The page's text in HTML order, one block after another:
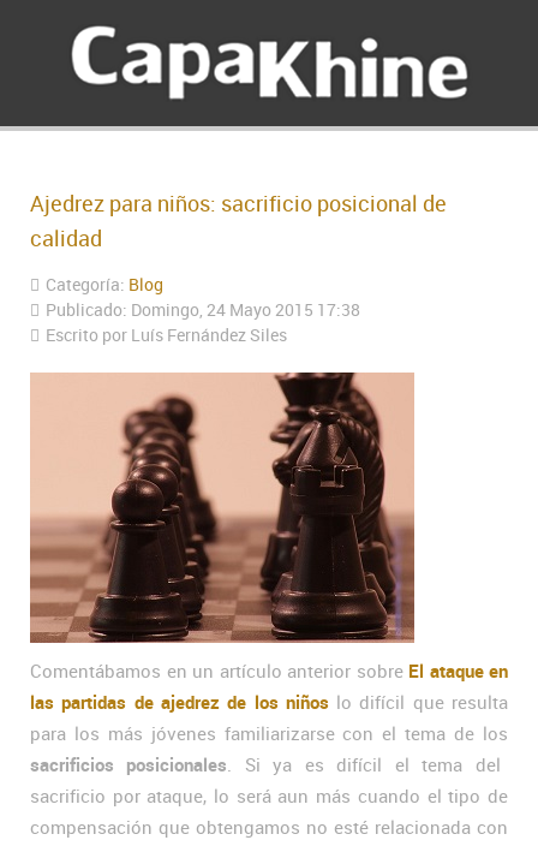
Ajedrez para niños: sacrificio posicional de
calidad
Categoría: Blog
Publicado: Domingo, 24 Mayo 2015 17:38
Escrito por Luís Fernández Siles
Comentábamos en un artículo anterior sobre El ataque en
las partidas de ajedrez de los niñoslo difícil que resulta
para los más jóvenes familiarizarse con el tema de los
sacrificios posicionales . Si ya es difícil el tema del
sacrificio por ataque, lo será aun más cuando el tipo de
compensación que obtengamos no esté relacionada con